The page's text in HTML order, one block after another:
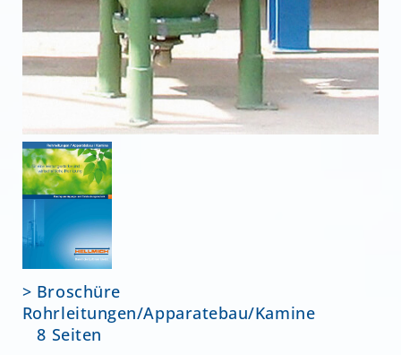
> Broschüre
Rohrleitungen/Apparatebau/Kamine
8 Seiten